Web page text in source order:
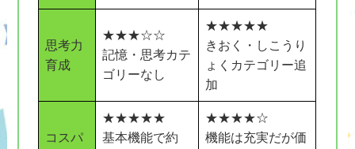
思考力
育成
★★★☆☆
記憶・思考カテ
ゴリーなし
★★★★★
きおく・しこうり
ょくカテゴリー追
加
コスパ
★★★★★
基本機能で約
★★★★☆
機能は充実だが価